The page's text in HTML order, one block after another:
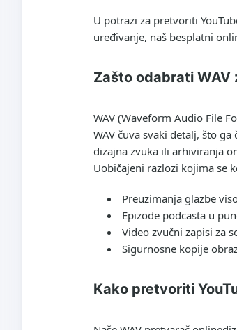
U potrazi za pretvoriti
uređivanje, naš besplatni
Zašto odabrati WAV
WAV (Waveform Audio File
WAV čuva svaki detalj, što
dizajna zvuka ili arhiviranja
Uobičajeni razlozi kojima se
Preuzimanja glazbe
Epizode podcasta u
Video zvučni zapisi za
Sigurnosne kopije
Kako pretvoriti